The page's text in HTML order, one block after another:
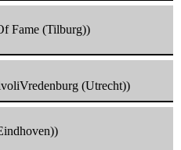
Fame (Tilburg))
(Utrecht))